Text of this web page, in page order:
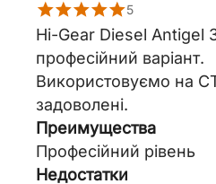
5
Hi-Gear Diesel Antigel
професійний варіант.
Використовуємо на
задоволені.
Преимущества
Професійний рівень
Недостатки